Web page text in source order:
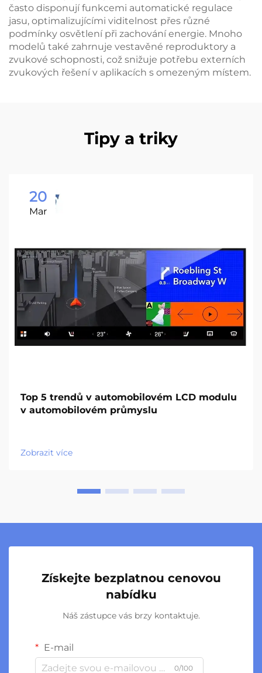
často disponují funkcemi automatické regulace
jasu, optimalizujícími viditelnost přes různé
podmínky osvětlení při zachování energie. Mnoho
modelů také zahrnuje vestavěné reproduktory a
zvukové schopnosti, což snižuje potřebu externích
zvukových řešení v aplikacích s omezeným místem.
Tipy a triky
20
Mar
Top 5 trendů v automobilovém LCD modulu
v automobilovém průmyslu
Zobrazit více
Získejte bezplatnou cenovou
nabídku
Náš zástupce vás brzy kontaktuje.
E-mail
0/100